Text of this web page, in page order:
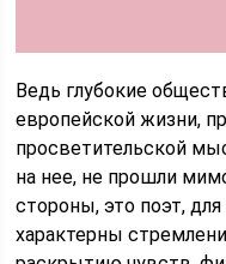
Ведь глубокие
европейской жизни,
просветительской
на нее, не прошли
стороны, это поэт,
характерны